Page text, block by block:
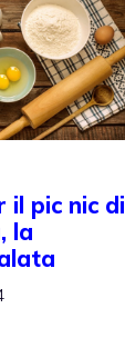
il pic nic di
la